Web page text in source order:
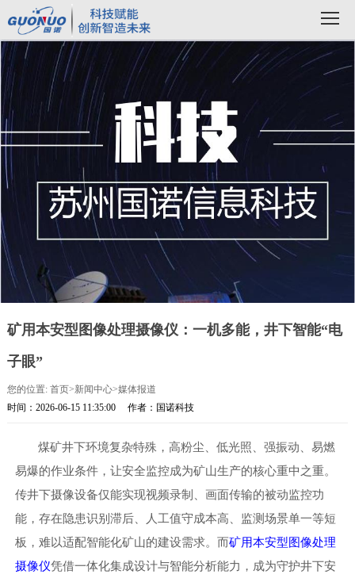
矿用本安型图像处理摄像仪：一机多能，井下智能“电
子眼”
您的位置: 首页>新闻中心>媒体报道
时间：2026-06-15 11:35:00
作者：国诺科技
煤矿井下环境复杂特殊，高粉尘、低光照、强振动、易燃
易爆的作业条件，让安全监控成为矿山生产的核心重中之重。
传井下摄像设备仅能实现视频录制、画面传输的被动监控功
能，存在隐患识别滞后、人工值守成本高、监测场景单一等短
板，难以适配智能化矿山的建设需求。而矿用本安型图像处理
摄像仪凭借一体化集成设计与智能分析能力，成为守护井下安